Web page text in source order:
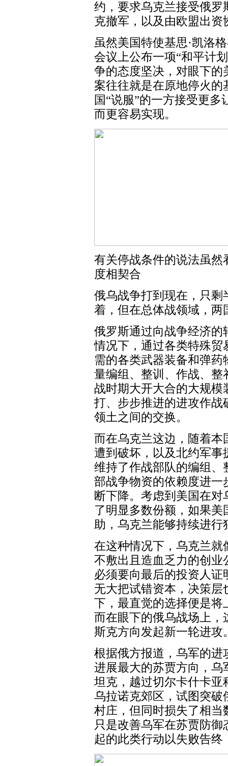
约，要求乌克兰接受俄
克撤军，以及由欧盟出
虽然美国特使基思·凯洛
会议上公布一项“和平计
争的态度坚决，对眼下
案往往就是在原地停火
国“说服”的一方接受更
而更容易实现。
有关停战条件的说法虽
度相契合
俄乌战争打到现在，只
着，但在总体战领域，
俄罗斯通过向战争经济
情况下，通过各类特殊
需的各类武器装备和弹
量编组、整训、作战、
战时期大开大合的大规
打、步步推进的进攻作
领土之间的交换。
而在乌克兰这边，随着
遭到破坏，以及北约军
维持了作战部队的编组
部战争物资的依赖度进
断下降。考虑到美国在
了明显多数份额，如果
助，乌克兰能够持续进
在这种情况下，乌克兰
不敷出且造血乏力的创
必须要向最后的投资人
无大把试错资本，决策
下，最直觉的选择便是
而在眼下的俄乌战场上
斯克方向发起新一轮进攻
根据俄方报道，乌军的
进展最大的苏贾方向，乌
坦克，越过切尔卡什卡
乌拉诺克郊区，试图突
村庄，但同时损失了相
只是改善乌军在苏贾防
起的此类行动以失败告